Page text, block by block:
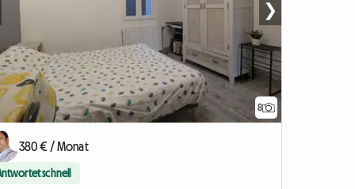
8
❯
380 € / Monat
schnell